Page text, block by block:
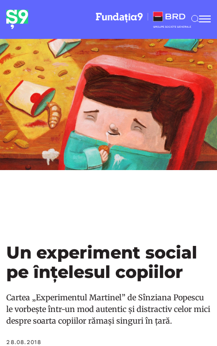
Un experiment social
pe înțelesul copiilor
Cartea „Experimentul Martinel” de Sînziana Popescu
le vorbește într-un mod autentic și distractiv celor mici
despre soarta copiilor rămași singuri în țară.
28.08.2018